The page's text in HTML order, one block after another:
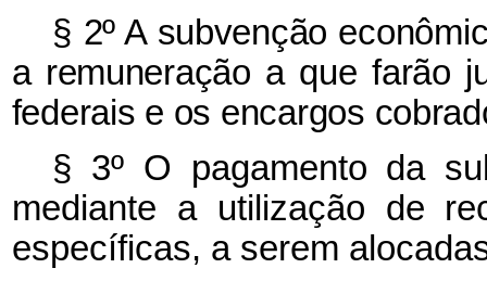
§ 2º A subvenção
a remuneração a que farão
federais e os encargos
§ 3º O pagamento da
mediante a utilização de
específicas, a serem